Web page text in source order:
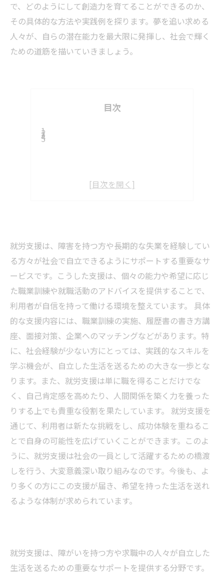
で、どのようにして創造力を育てることができるのか、
その具体的な方法や実践例を探ります。夢を追い求める
人々が、自らの潜在能力を最大限に発揮し、社会で輝く
ための道筋を描いていきましょう。
目次
就労支援は、障害を持つ方や長期的な失業を経験してい
る方々が社会で自立できるようにサポートする重要なサ
ービスです。こうした支援は、個々の能力や希望に応じ
た職業訓練や就職活動のアドバイスを提供することで、
利用者が自信を持って働ける環境を整えています。 具体
的な支援内容には、職業訓練の実施、履歴書の書き方講
座、面接対策、企業へのマッチングなどがあります。特
に、社会経験が少ない方にとっては、実践的なスキルを
学ぶ機会が、自立した生活を送るための大きな一歩とな
ります。また、就労支援は単に職を得ることだけでな
く、自己肯定感を高めたり、人間関係を築く力を養った
りする上でも貴重な役割を果たしています。 就労支援を
通じて、利用者は新たな挑戦をし、成功体験を重ねるこ
とで自身の可能性を広げていくことができます。このよ
うに、就労支援は社会の一員として活躍するための橋渡
しを行う、大変意義深い取り組みなのです。今後も、よ
り多くの方にこの支援が届き、希望を持った生活を送れ
るような体制が求められています。
就労支援は、障がいを持つ方や求職中の人々が自立した
生活を送るための重要なサポートを提供する分野です。